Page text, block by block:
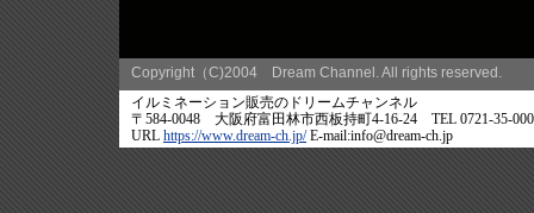
Copyright（C)2004 Dream Channel. All rights reserved.
イルミネーション販売のドリームチャンネル
〒584-0048 大阪府富田林市西板持町4-16-24 TEL 0721-35-
URL https://www.dream-ch.jp/E-mail:info@dream-ch.jp